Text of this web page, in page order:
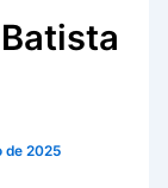
de 2025